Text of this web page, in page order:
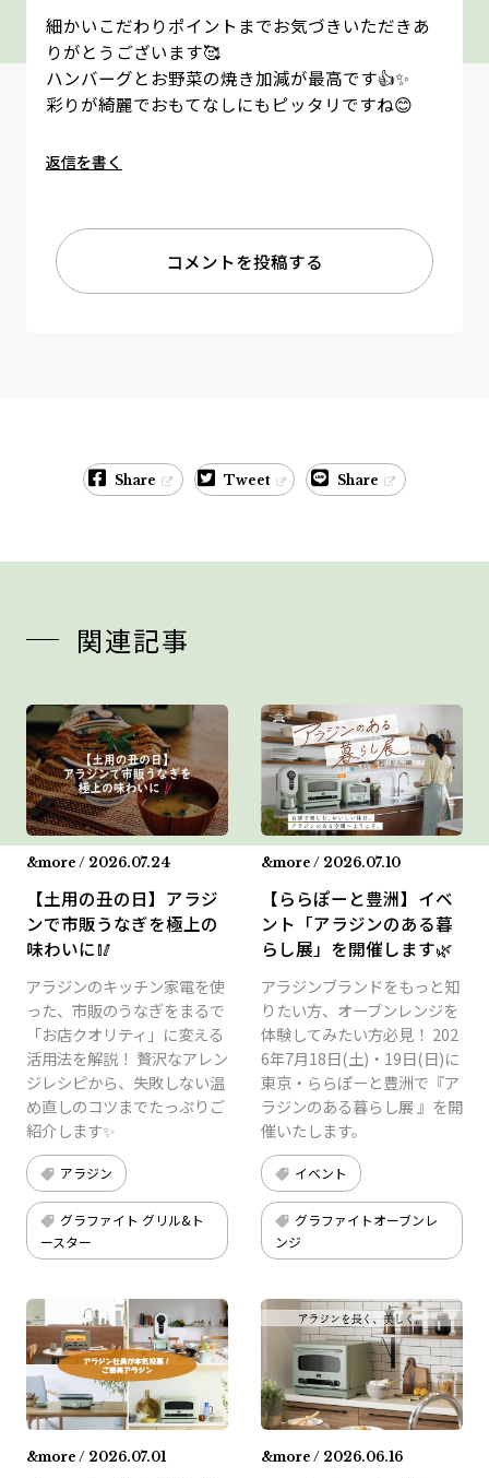
細かいこだわりポイントまでお気づきいただきあ
りがとうございます🥰
ハンバーグとお野菜の焼き加減が最高です👍✨
彩りが綺麗でおもてなしにもピッタリですね😊
返信を書く
コメントを投稿する
Share Tweet Share
関連記事
&more / 2026.07.24
【土用の丑の日】アラジ
ンで市販うなぎを極上の
味わいに🥢
アラジンのキッチン家電を使
った、市販のうなぎをまるで
「お店クオリティ」に変える
活用法を解説！ 贅沢なアレン
ジレシピから、失敗しない温
め直しのコツまでたっぷりご
紹介します✨
アラジン
グラファイト グリル&ト
ースター
&more / 2026.07.10
【ららぽーと豊洲】イベ
ント「アラジンのある暮
らし展」を開催します🌿
アラジンブランドをもっと知
りたい方、オーブンレンジを
体験してみたい方必見！ 202
6年7月18日(土)・19日(日)に
東京・ららぽーと豊洲で『ア
ラジンのある暮らし展 』を開
催いたします。
イベント
グラファイトオーブンレ
ンジ
&more / 2026.07.01 &more / 2026.06.16